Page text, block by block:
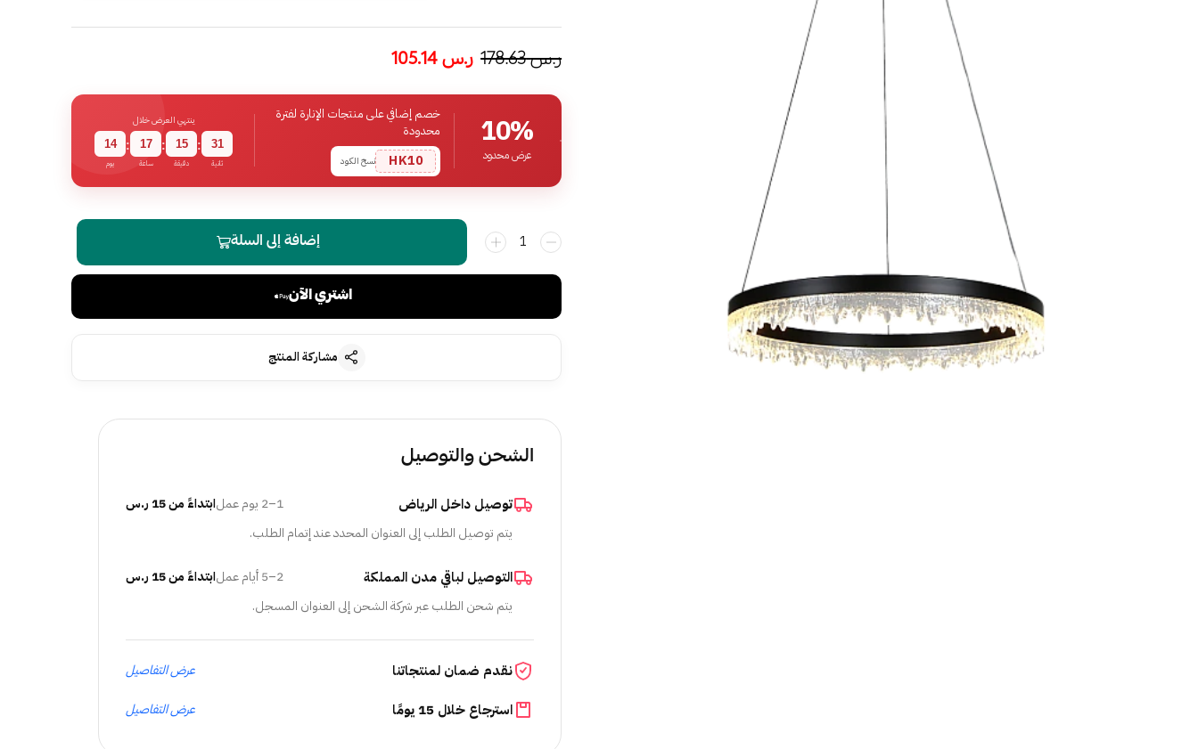
ر.س178.63 ر.س105.14
10%
عرض محدود
خصم إضافي على منتجات الإنارة لفترة
محدودة
HK10 نسخ الكود
ينتهي العرض خلال
14
يوم
: 17
ساعة
: 15
دقيقة
: 30
ثانية
إضافة إلى السلة
اشتري الآن
مشاركة المنتج
الشحن والتوصيل
توصيل داخل الرياض 1–2 يوم عمل
ابتداءً من 15 ر.س
يتم توصيل الطلب إلى العنوان المحدد عند إتمام الطلب.
التوصيل لباقي مدن المملكة 2–5 أيام عمل
ابتداءً من 15 ر.س
يتم شحن الطلب عبر شركة الشحن إلى العنوان المسجل.
نقدم ضمان لمنتجاتنا عرض التفاصيل
استرجاع خلال 15 يومًا عرض التفاصيل